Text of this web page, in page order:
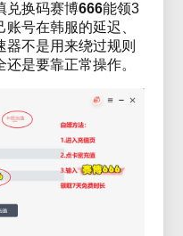
兑换码赛博666能领3
号在韩服的延迟、
不是用来绕过规则
是要靠正常操作。